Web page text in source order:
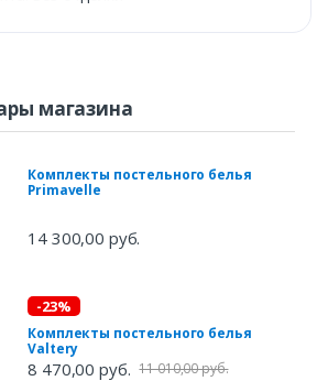
магазина
Комплекты постельного белья
Primavelle
14 300,00 руб.
-23%
Комплекты постельного белья
Valtery
8 470,00 руб. 11 010,00 руб.